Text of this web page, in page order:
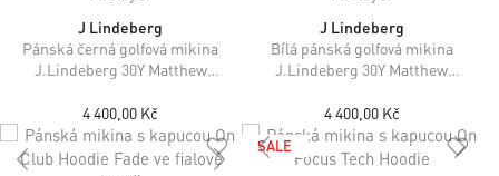
J Lindeberg
Pánská černá golfová mikina
J.Lindeberg 30Y Matthew
4 400,00 Kč
J Lindeberg
Bílá pánská golfová mikina
J.Lindeberg 30Y Matthew
4 400,00 Kč
SALE